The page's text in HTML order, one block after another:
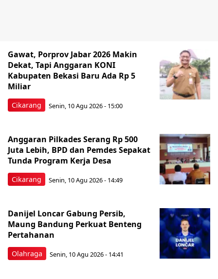
Cikarang
Gawat, Porprov Jabar 2026 Makin
Dekat, Tapi Anggaran KONI
Kabupaten Bekasi Baru Ada Rp 5
Miliar
Senin, 10 Agu 2026 - 15:00
Cikarang
Anggaran Pilkades Serang Rp 500
Juta Lebih, BPD dan Pemdes Sepakat
Tunda Program Kerja Desa
Senin, 10 Agu 2026 - 14:49
Olahraga
Danijel Loncar Gabung Persib,
Maung Bandung Perkuat Benteng
Pertahanan
Senin, 10 Agu 2026 - 14:41